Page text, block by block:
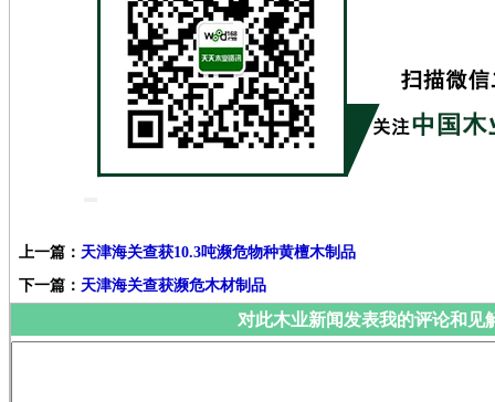
上一篇： 天津海关查获10.3吨濒危物种黄檀木制品
下一篇： 天津海关查获濒危木材制品
对此木业新闻发表我的评论和见